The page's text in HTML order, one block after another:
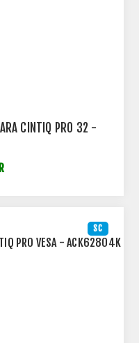
CINTIQ PRO 32 -
SC